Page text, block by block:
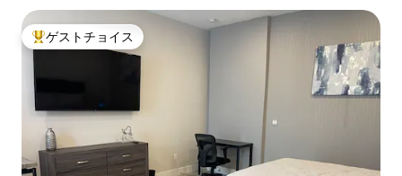
大好評のゲストチョイスです。
ゲストチョイス